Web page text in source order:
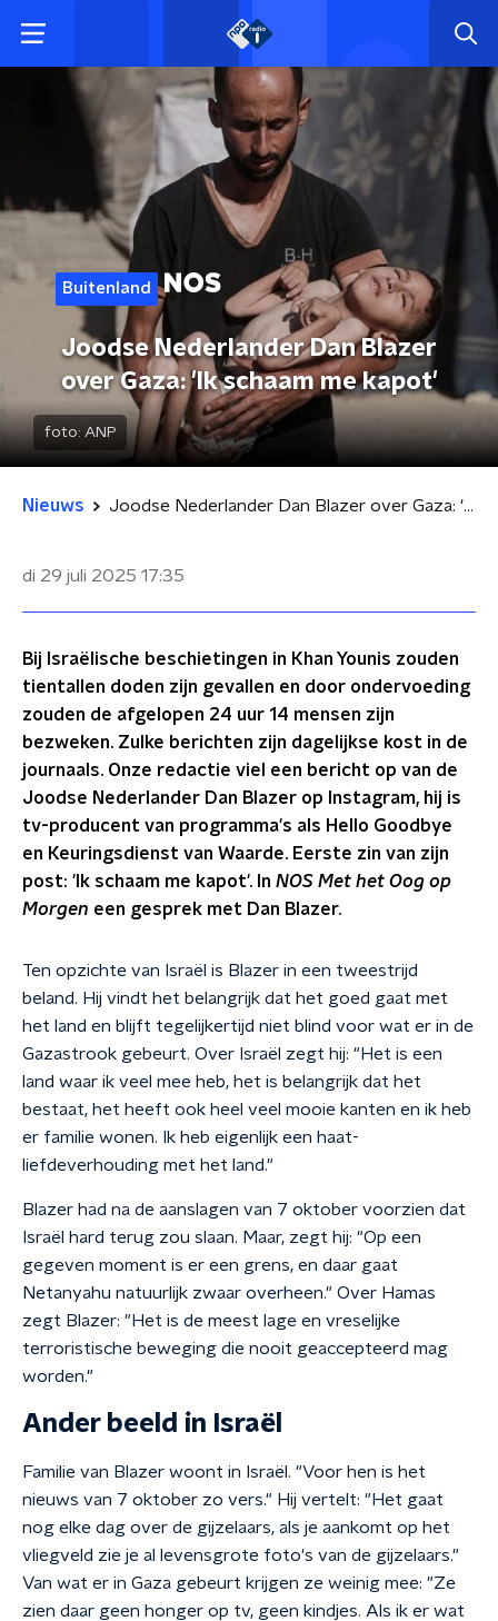
Buitenland
Joodse Nederlander Dan Blazer
over Gaza: 'Ik schaam me kapot'
foto: ANP
Nieuws Joodse Nederlander Dan Blazer over Gaza: 'Ik schaam me kapot'
di 29 juli 2025 17:35
Bij Israëlische beschietingen in Khan Younis zouden
tientallen doden zijn gevallen en door ondervoeding
zouden de afgelopen 24 uur 14 mensen zijn
bezweken. Zulke berichten zijn dagelijkse kost in de
journaals. Onze redactie viel een bericht op van de
Joodse Nederlander Dan Blazer op Instagram, hij is
tv-producent van programma's als Hello Goodbye
en Keuringsdienst van Waarde. Eerste zin van zijn
post: 'Ik schaam me kapot'. In NOS Met het Oog op
Morgen een gesprek met Dan Blazer.
Ten opzichte van Israël is Blazer in een tweestrijd
beland. Hij vindt het belangrijk dat het goed gaat met
het land en blijft tegelijkertijd niet blind voor wat er in de
Gazastrook gebeurt. Over Israël zegt hij: "Het is een
land waar ik veel mee heb, het is belangrijk dat het
bestaat, het heeft ook heel veel mooie kanten en ik heb
er familie wonen. Ik heb eigenlijk een haat-
liefdeverhouding met het land."
Blazer had na de aanslagen van 7 oktober voorzien dat
Israël hard terug zou slaan. Maar, zegt hij: "Op een
gegeven moment is er een grens, en daar gaat
Netanyahu natuurlijk zwaar overheen." Over Hamas
zegt Blazer: "Het is de meest lage en vreselijke
terroristische beweging die nooit geaccepteerd mag
worden."
Ander beeld in Israël
Familie van Blazer woont in Israël. "Voor hen is het
nieuws van 7 oktober zo vers." Hij vertelt: "Het gaat
nog elke dag over de gijzelaars, als je aankomt op het
vliegveld zie je al levensgrote foto's van de gijzelaars."
Van wat er in Gaza gebeurt krijgen ze weinig mee: "Ze
zien daar geen honger op tv, geen kindjes. Als ik er wat